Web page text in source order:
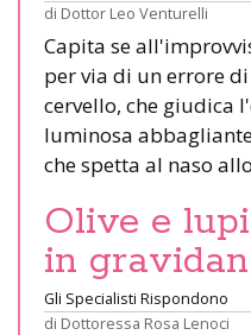
di Dottor Leo Venturelli
Capita se
per via di un errore
cervello, che giudica
luminosa
che spetta al naso
Olive e
in
Gli Specialisti Rispondono
di Dottoressa Rosa Lenoci